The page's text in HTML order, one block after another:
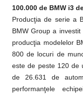
100.000 de BMW i3
Producţia de serie a
BMW Group a
producţia modelelor
800 de locuri de
este de peste 120 de
de 26.631 de
performanţele